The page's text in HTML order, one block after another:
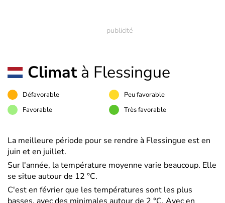
Climatà Flessingue
Défavorable
Peu favorable
Favorable
Très favorable
La meilleure période pour se rendre à Flessingue est en
juin et en juillet.
Sur l'année, la température moyenne varie beaucoup. Elle
se situe autour de 12 °C.
C'est en février que les températures sont les plus